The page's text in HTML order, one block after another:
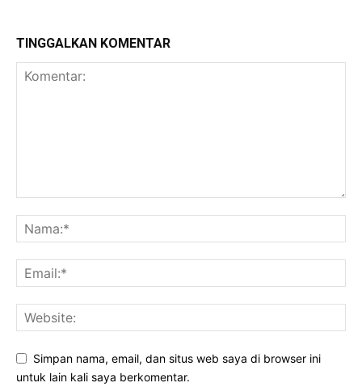
TINGGALKAN KOMENTAR
Simpan nama, email, dan situs web saya di browser ini
untuk lain kali saya berkomentar.